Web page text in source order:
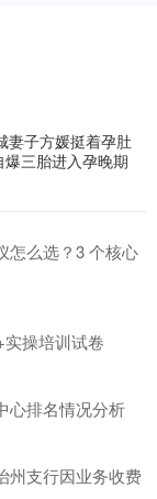
妻子方媛挺着孕肚
三胎进入孕晚期
怎么选？3 个核心
操培训试卷
心排名情况分析
州支行因业务收费